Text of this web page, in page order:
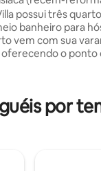
de 5, 107
possui três
banheiro para
vem com sua
oferecendo o ponto
zona comum, o
recanto de trabalho,
por